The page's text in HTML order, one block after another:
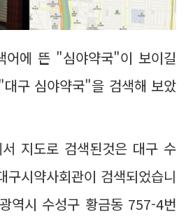
어에 뜬 "심야약국"이 보이길
구 심야약국"을 검색해 보았
지도로 검색된것은 대구 수
시약사회관이 검색되었습니
역시 수성구 황금동 757-4번